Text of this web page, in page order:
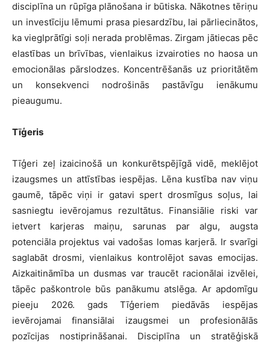
disciplīna un rūpīga plānošana ir būtiska. Nākotnes tēriņu
un investīciju lēmumi prasa piesardzību, lai pārliecinātos,
ka vieglprātīgi soļi nerada problēmas. Zirgam jātiecas pēc
elastības un brīvības, vienlaikus izvairoties no haosa un
emocionālas pārslodzes. Koncentrēšanās uz prioritātēm
un konsekvenci nodrošinās pastāvīgu ienākumu
pieaugumu.
Tīģeris
Tīģeri zeļ izaicinošā un konkurētspējīgā vidē, meklējot
izaugsmes un attīstības iespējas. Lēna kustība nav viņu
gaumē, tāpēc viņi ir gatavi spert drosmīgus soļus, lai
sasniegtu ievērojamus rezultātus. Finansiālie riski var
ietvert karjeras maiņu, sarunas par algu, augsta
potenciāla projektus vai vadošas lomas karjerā. Ir svarīgi
saglabāt drosmi, vienlaikus kontrolējot savas emocijas.
Aizkaitināmība un dusmas var traucēt racionālai izvēlei,
tāpēc paškontrole būs panākumu atslēga. Ar apdomīgu
pieeju 2026. gads Tīģeriem piedāvās iespējas
ievērojamai finansiālai izaugsmei un profesionālās
pozīcijas nostiprināšanai. Disciplīna un stratēģiskā